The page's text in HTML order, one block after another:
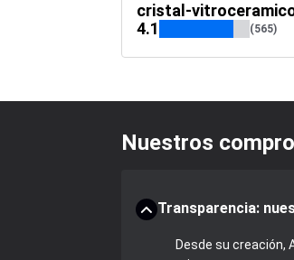
4.1
(565)
Nuestros
Transparencia:
Desde su creación,